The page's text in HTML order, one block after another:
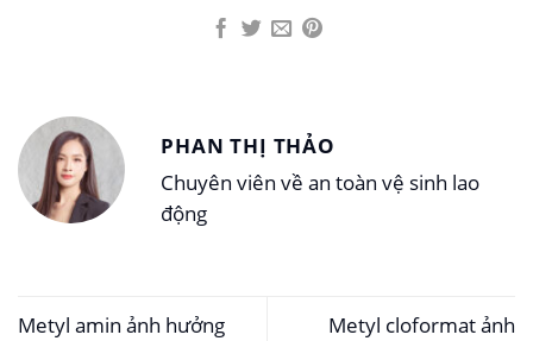
PHAN THỊ THẢO
Chuyên viên về an toàn vệ sinh lao
động
Metyl amin ảnh hưởng
Metyl cloformat ảnh